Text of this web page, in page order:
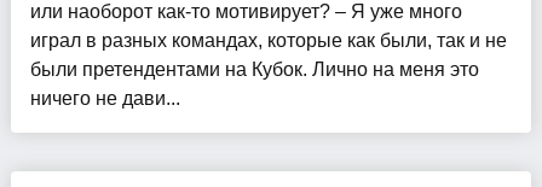
или наоборот как-то мотивирует? – Я уже много
играл в разных командах, которые как были, так и не
были претендентами на Кубок. Лично на меня это
ничего не дави...